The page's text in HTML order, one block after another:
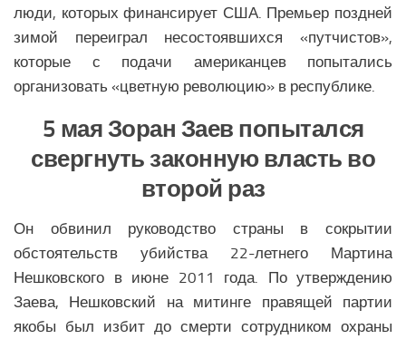
ЛАТИНСКАЯ АМЕРИКА
Аналитика Латинской Америки
Вооружение Латинской Америки
История Латинской Америки
Политика Латинской Америки
Религия Латинской Америки
Климат Латинской Америки
Медицина Латинской Америки
Образование Латинской Америки
Наука Латинской Америки
люди, которых финансирует США. Премьер поздней
зимой переиграл несостоявшихся «путчистов»,
которые с подачи американцев попытались
организовать «цветную революцию» в республике.
5 мая Зоран Заев попытался
свергнуть законную власть во
второй раз
Он обвинил руководство страны в сокрытии
обстоятельств убийства 22-летнего Мартина
Нешковского в июне 2011 года. По утверждению
Заева, Нешковский на митинге правящей партии
якобы был избит до смерти сотрудником охраны